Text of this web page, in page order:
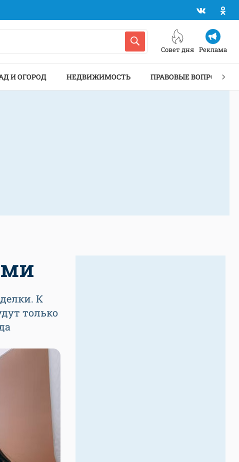
Совет дня Реклама
И ОГОРОД НЕДВИЖИМОСТЬ ПРАВОВЫЕ ВОПРОСЫ
К
только